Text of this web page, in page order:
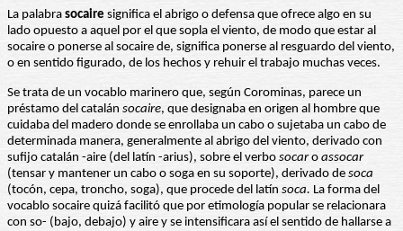
La palabra socaire significa el abrigo o defensa que ofrece algo en su
lado opuesto a aquel por el que sopla el viento, de modo que estar al
socaire o ponerse al socaire de, significa ponerse al resguardo del viento,
o en sentido figurado, de los hechos y rehuir el trabajo muchas veces.
Se trata de un vocablo marinero que, según Corominas, parece un
préstamo del catalán socaire, que designaba en origen al hombre que
cuidaba del madero donde se enrollaba un cabo o sujetaba un cabo de
determinada manera, generalmente al abrigo del viento, derivado con
sufijo catalán -aire (del latín -arius), sobre el verbo socaro assocar
(tensar y mantener un cabo o soga en su soporte), derivado de soca
(tocón, cepa, troncho, soga), que procede del latín soca. La forma del
vocablo socaire quizá facilitó que por etimología popular se relacionara
con so- (bajo, debajo) y aire y se intensificara así el sentido de hallarse a